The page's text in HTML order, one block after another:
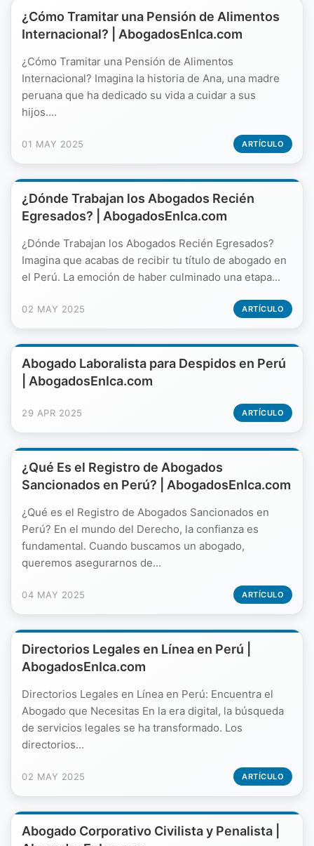
¿Cómo Tramitar una Pensión de Alimentos
Internacional? | AbogadosEnIca.com
¿Cómo Tramitar una Pensión de Alimentos
Internacional? Imagina la historia de Ana, una madre
peruana que ha dedicado su vida a cuidar a sus
hijos....
01 MAY 2025 ARTÍCULO
¿Dónde Trabajan los Abogados Recién
Egresados? | AbogadosEnIca.com
¿Dónde Trabajan los Abogados Recién Egresados?
Imagina que acabas de recibir tu título de abogado en
el Perú. La emoción de haber culminado una etapa...
02 MAY 2025 ARTÍCULO
Abogado Laboralista para Despidos en Perú
| AbogadosEnIca.com
29 APR 2025 ARTÍCULO
¿Qué Es el Registro de Abogados
Sancionados en Perú? | AbogadosEnIca.com
¿Qué es el Registro de Abogados Sancionados en
Perú? En el mundo del Derecho, la confianza es
fundamental. Cuando buscamos un abogado,
queremos asegurarnos de...
04 MAY 2025 ARTÍCULO
Directorios Legales en Línea en Perú |
AbogadosEnIca.com
Directorios Legales en Línea en Perú: Encuentra el
Abogado que Necesitas En la era digital, la búsqueda
de servicios legales se ha transformado. Los
directorios...
02 MAY 2025 ARTÍCULO
Abogado Corporativo Civilista y Penalista |